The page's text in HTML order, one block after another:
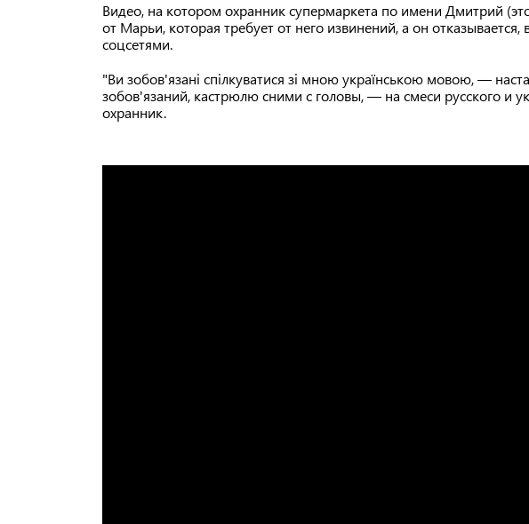
Видео, на котором охранник супермаркета по имени Дмитрий
от Марьи, которая требует от него извинений, а он
соцсетями.
"Ви зобов'язані спілкуватися зі мною українською мовою, —
зобов'язаний, кастрюлю сними с головы, — на смеси русского и
охранник.